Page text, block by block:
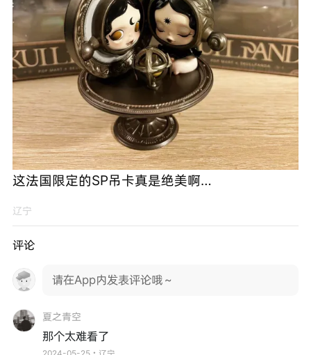
这法国限定的SP吊卡真是绝美啊…
辽宁
评论
请在App内发表评论哦～
夏之青空
那个太难看了